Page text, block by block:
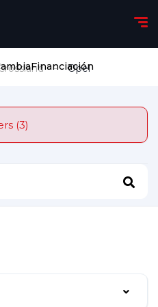
Financiación
Opel
Filters (3)